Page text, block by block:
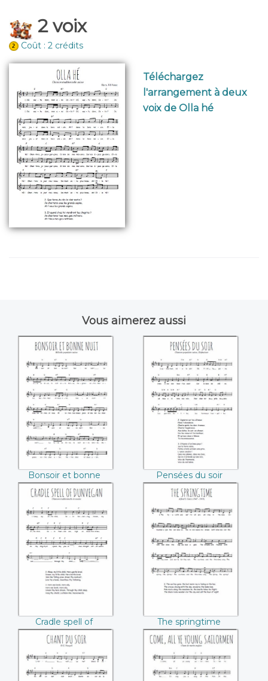
2 voix
Coût : 2 crédits
Téléchargez
l'arrangement à deux
voix de Olla hé
Vous aimerez aussi
Bonsoir et bonne
nuit
Bonsoir et bonne
nuit
Pensées du soir
Pensées du soir
Cradle spell of
Dunvegan
Cradle spell of
Dunvegan
The springtime
(Alfred S. Gatty)
The springtime
(Alfred S. Gatty)
Chant du soir (H.G.
Come all ye young